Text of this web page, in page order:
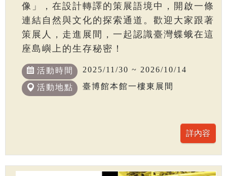
像」，在設計轉譯的策展語境中，開啟一條
連結自然與文化的探索通道。歡迎大家跟著
策展人，走進展間，一起認識臺灣蝶蛾在這
座島嶼上的生存秘密！
活動時間 2025/11/30 ~ 2026/10/14
活動地點 臺博館本館一樓東展間